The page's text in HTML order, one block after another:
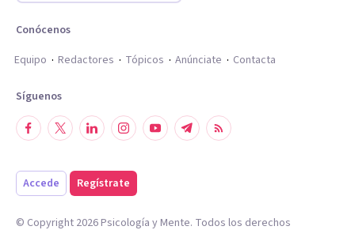
Conócenos
Equipo
Redactores Tópicos Anúnciate Contacta
Síguenos
Accede Regístrate
© Copyright 2026Psicología y Mente. Todos los derechos